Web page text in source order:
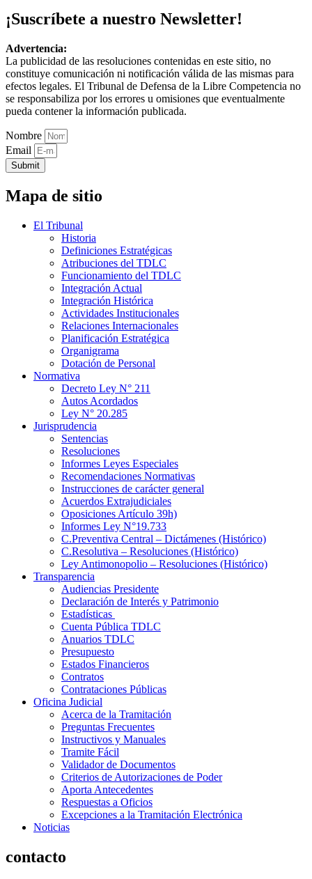
¡Suscríbete a nuestro Newsletter!
Advertencia:
La publicidad de las resoluciones contenidas en este sitio, no
constituye comunicación ni notificación válida de las mismas para
efectos legales. El Tribunal de Defensa de la Libre Competencia no
se responsabiliza por los errores u omisiones que eventualmente
pueda contener la información publicada.
Nombre
Email
Submit
Mapa de sitio
El Tribunal
Historia
Definiciones Estratégicas
Atribuciones del TDLC
Funcionamiento del TDLC
Integración Actual
Integración Histórica
Actividades Institucionales
Relaciones Internacionales
Planificación Estratégica
Organigrama
Dotación de Personal
Normativa
Decreto Ley N° 211
Autos Acordados
Ley N° 20.285
Jurisprudencia
Sentencias
Resoluciones
Informes Leyes Especiales
Recomendaciones Normativas
Instrucciones de carácter general
Acuerdos Extrajudiciales
Oposiciones Artículo 39h)
Informes Ley N°19.733
C.Preventiva Central – Dictámenes (Histórico)
C.Resolutiva – Resoluciones (Histórico)
Ley Antimonopolio – Resoluciones (Histórico)
Transparencia
Audiencias Presidente
Declaración de Interés y Patrimonio
Estadísticas
Cuenta Pública TDLC
Anuarios TDLC
Presupuesto
Estados Financieros
Contratos
Contrataciones Públicas
Oficina Judicial
Acerca de la Tramitación
Preguntas Frecuentes
Instructivos y Manuales
Tramite Fácil
Validador de Documentos
Criterios de Autorizaciones de Poder
Aporta Antecedentes
Respuestas a Oficios
Excepciones a la Tramitación Electrónica
Noticias
contacto